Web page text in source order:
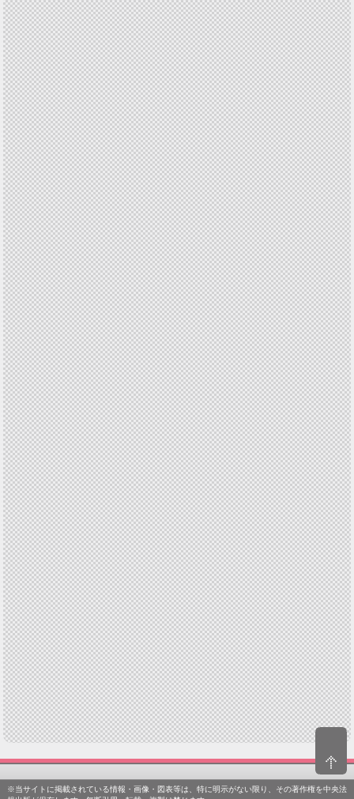
※当サイトに掲載されている情報・画像・図表等は、特に明示がない限り、その著作権を中央法